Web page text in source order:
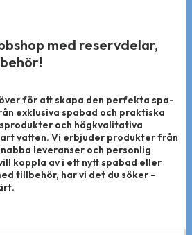
med reservdelar,
för att skapa den perfekta spa-
exklusiva spabad och praktiska
och högkvalitativa
vatten. Vi erbjuder produkter från
leveranser och personlig
koppla av i ett nytt spabad eller
tillbehör, har vi det du söker –